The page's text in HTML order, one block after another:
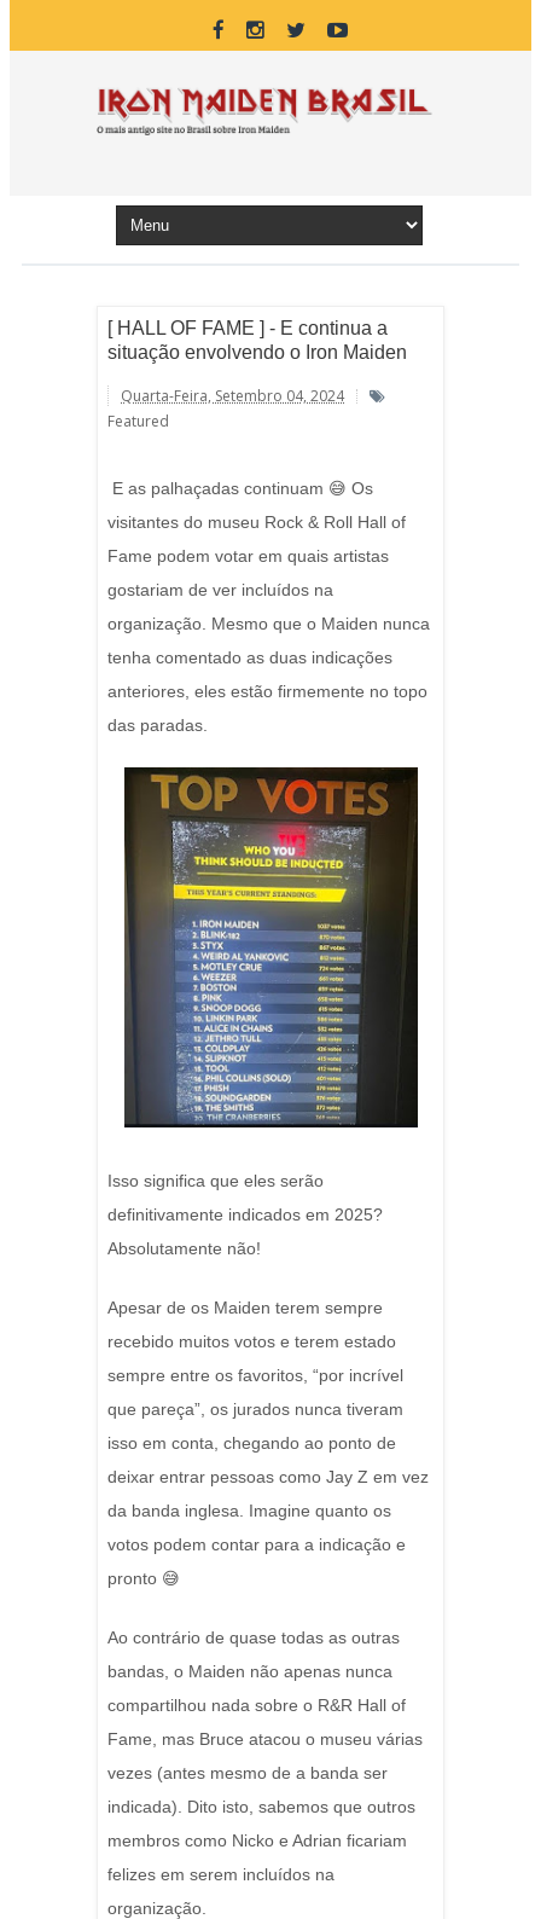
[ HALL OF FAME ] - E continua a
situação envolvendo o Iron Maiden
Quarta-Feira, Setembro 04, 2024
Featured
E as palhaçadas continuam 😅 Os
visitantes do museu Rock & Roll Hall of
Fame podem votar em quais artistas
gostariam de ver incluídos na
organização. Mesmo que o Maiden nunca
tenha comentado as duas indicações
anteriores, eles estão firmemente no topo
das paradas.
Isso significa que eles serão
definitivamente indicados em 2025?
Absolutamente não!
Apesar de os Maiden terem sempre
recebido muitos votos e terem estado
sempre entre os favoritos, “por incrível
que pareça”, os jurados nunca tiveram
isso em conta, chegando ao ponto de
deixar entrar pessoas como Jay Z em vez
da banda inglesa. Imagine quanto os
votos podem contar para a indicação e
pronto 😅
Ao contrário de quase todas as outras
bandas, o Maiden não apenas nunca
compartilhou nada sobre o R&R Hall of
Fame, mas Bruce atacou o museu várias
vezes (antes mesmo de a banda ser
indicada). Dito isto, sabemos que outros
membros como Nicko e Adrian ficariam
felizes em serem incluídos na
organização.